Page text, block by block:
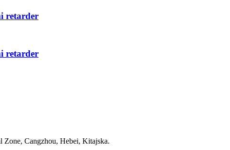
retarder
retarder
Zone, Cangzhou, Hebei, Kitajska.